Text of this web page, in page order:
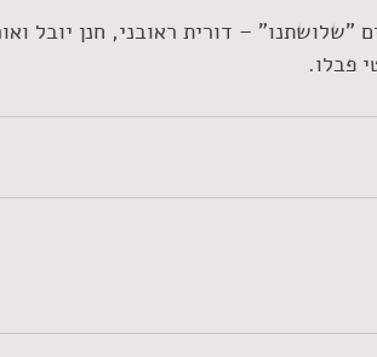
– דורית ראובני, חנן יובל
פבלו.